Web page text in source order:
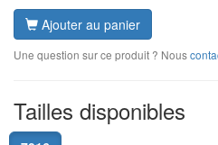
Ajouter au panier
Une question sur ce produit ? Nous
Tailles disponibles